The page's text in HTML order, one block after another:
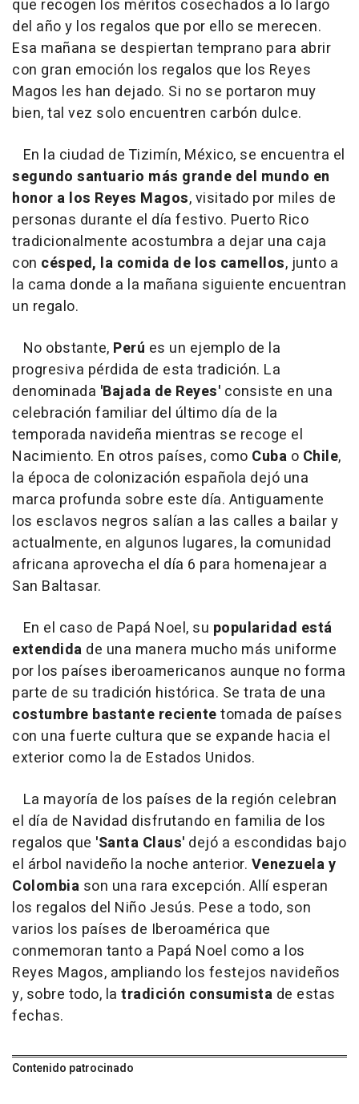
que recogen los méritos cosechados a lo largo
del año y los regalos que por ello se merecen.
Esa mañana se despiertan temprano para abrir
con gran emoción los regalos que los Reyes
Magos les han dejado. Si no se portaron muy
bien, tal vez solo encuentren carbón dulce.
En la ciudad de Tizimín, México, se encuentra el
segundo santuario más grande del mundo en
honor a los Reyes Magos, visitado por miles de
personas durante el día festivo. Puerto Rico
tradicionalmente acostumbra a dejar una caja
con césped, la comida de los camellos, junto a
la cama donde a la mañana siguiente encuentran
un regalo.
No obstante, Perú es un ejemplo de la
progresiva pérdida de esta tradición. La
denominada 'Bajada de Reyes' consiste en una
celebración familiar del último día de la
temporada navideña mientras se recoge el
Nacimiento. En otros países, como Cuba o Chile,
la época de colonización española dejó una
marca profunda sobre este día. Antiguamente
los esclavos negros salían a las calles a bailar y
actualmente, en algunos lugares, la comunidad
africana aprovecha el día 6 para homenajear a
San Baltasar.
En el caso de Papá Noel, su popularidad está
extendida de una manera mucho más uniforme
por los países iberoamericanos aunque no forma
parte de su tradición histórica. Se trata de una
costumbre bastante recientetomada de países
con una fuerte cultura que se expande hacia el
exterior como la de Estados Unidos.
La mayoría de los países de la región celebran
el día de Navidad disfrutando en familia de los
regalos que 'Santa Claus' dejó a escondidas bajo
el árbol navideño la noche anterior. Venezuela y
Colombia son una rara excepción. Allí esperan
los regalos del Niño Jesús. Pese a todo, son
varios los países de Iberoamérica que
conmemoran tanto a Papá Noel como a los
Reyes Magos, ampliando los festejos navideños
y, sobre todo, la tradición consumista de estas
fechas.
Contenido patrocinado